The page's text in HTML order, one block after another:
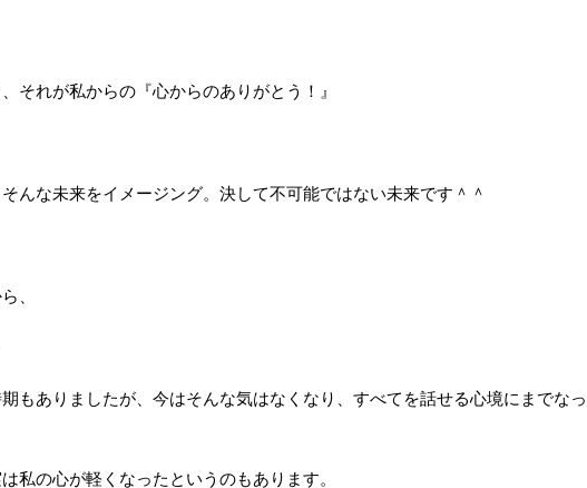
それが私からの『心からのありがとう！』
んな未来をイメージング。決して不可能ではない未来です＾＾
、
もありましたが、今はそんな気はなくなり、すべてを話せる心境にまでなっ
私の心が軽くなったというのもあります。